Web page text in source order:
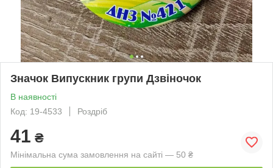
Значок Випускник групи Дзвіночок
В наявності
Код: 19-4533
Роздріб
41 ₴
Мінімальна сума замовлення на сайті — 50 ₴